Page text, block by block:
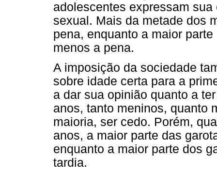
adolescentes expressam
sexual. Mais da metade dos
pena, enquanto a maior
menos a pena.
A imposição da sociedade
sobre idade certa para a
a dar sua opinião quanto a
anos, tanto meninos, quanto
maioria, ser cedo. Porém,
anos, a maior parte das
enquanto a maior parte dos
tardia.